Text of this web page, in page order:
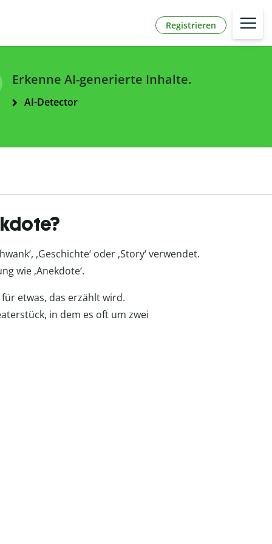
Registrieren
Erkenne AI-generierte Inhalte.
AI-Detector
‚Geschichte‘ oder ‚Story‘ verwendet.
wie ‚Anekdote‘.
für etwas, das erzählt wird.
in dem es oft um zwei